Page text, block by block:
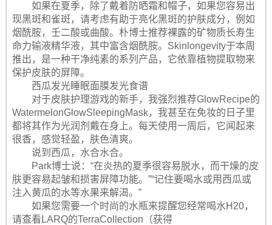
如果在夏季，除了戴着防晒霜和帽子，如果您容易出
现黑斑和雀斑，请考虑有助于亮化黑斑的护肤成分，例如
烟酰胺，壬二酸或曲酸。朴博士推荐裸露的矿物质长寿生
命力输液精华液，其中富含烟酰胺。Skinlongevity于本周
推出，是一种干净纯素的系列产品，它依靠植物提取物来
保护皮肤的屏障。
西瓜发光睡眠面膜发光食谱
对于皮肤护理游戏的新手，我强烈推荐GlowRecipe的
WatermelonGlowSleepingMask，我甚至在免妆的日子里
都将其作为光润剂戴在身上。每天使用一周后，它闻起来
很香，感觉轻盈，肤色清爽。
说到西瓜，水合水合。
Park博士说：“在炎热的夏季很容易脱水，而干燥的皮
肤更容易起皱和损害屏障功能。”“记住要喝水或用西瓜或
注入黄瓜的水等水果来解渴。”
如果您需要一个时尚的水瓶来提醒您经常喝水H20，
请查看LARQ的TerraCollection（获得